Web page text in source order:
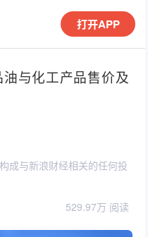
打开APP
与化工产品售价及
成与新浪财经相关的任何投
529.97万 阅读